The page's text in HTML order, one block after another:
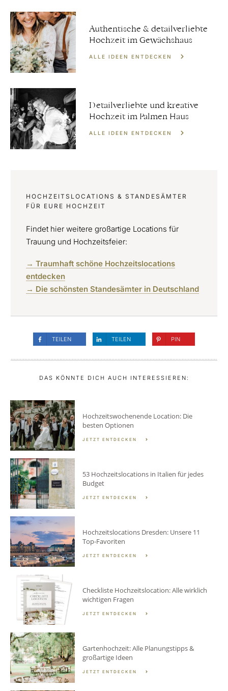
Authentische & detailverliebte
Hochzeit im Gewächshaus
ALLE IDEEN ENTDECKEN
Detailverliebte und kreative
Hochzeit im Palmen Haus
ALLE IDEEN ENTDECKEN
HOCHZEITSLOCATIONS & STANDESÄMTER
FÜR EURE HOCHZEIT
Findet hier weitere großartige Locations für
Trauung und Hochzeitsfeier:
→ Traumhaft schöne Hochzeitslocations
entdecken
→ Die schönsten Standesämter in Deutschland
TEILEN TEILEN PIN
DAS KÖNNTE DICH AUCH INTERESSIEREN:
Hochzeitswochenende Location: Die
besten Optionen
JETZT ENTDECKEN
53 Hochzeitslocations in Italien für jedes
Budget
JETZT ENTDECKEN
Hochzeitslocations Dresden: Unsere 11
Top-Favoriten
JETZT ENTDECKEN
Checkliste Hochzeitslocation: Alle wirklich
wichtigen Fragen
JETZT ENTDECKEN
Gartenhochzeit: Alle Planungstipps &
großartige Ideen
JETZT ENTDECKEN